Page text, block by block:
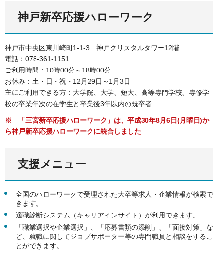
神戸新卒応援ハローワーク
神戸市中央区東川崎町1-1-3 神戸クリスタルタワー12階
電話：078-361-1151
ご利用時間：10時00分～18時00分
お休み：土・日・祝・12月29日～1月3日
主にご利用できる方：大学院、大学、短大、高等専門学校、専修学
校の卒業年次の在学生と卒業後3年以内の既卒者
※ 「三宮新卒応援ハローワーク」は、平成30年8月6日(月曜日)か
ら神戸新卒応援ハローワークに統合しました
支援メニュー
全国のハローワークで受理された大卒等求人・企業情報が検索で
きます。
適職診断システム（キャリアインサイト）が利用できます。
「職業選択や企業選択」、「応募書類の添削」、「面接対策」な
ど、就職に関してジョブサポーター等の専門職員と相談をするこ
とができます。